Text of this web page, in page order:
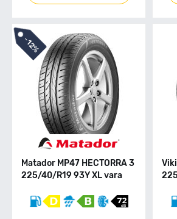
-12%
Matador MP47 HECTORRA 3
225/40/R19 93Y XL vara